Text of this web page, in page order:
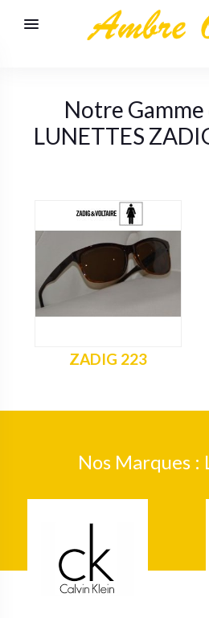
Notre
LUNETTES
ZADIG 223
Nos Marques :